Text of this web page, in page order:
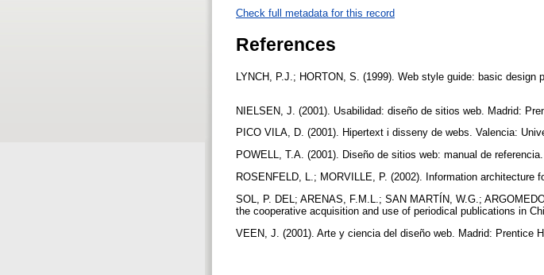
Check full metadata for this record
References
LYNCH, P.J.; HORTON, S. (1999). Web style guide: basic
NIELSEN, J. (2001). Usabilidad: diseño de sitios web. Madrid:
PICO VILA, D. (2001). Hipertext i disseny de webs. Valencia:
POWELL, T.A. (2001). Diseño de sitios web: manual de
ROSENFELD, L.; MORVILLE, P. (2002). Information architecture
SOL, P. DEL; ARENAS, F.M.L.; SAN MARTÍN, W.G.;
the cooperative acquisition and use of periodical publications in
VEEN, J. (2001). Arte y ciencia del diseño web. Madrid: Prentice